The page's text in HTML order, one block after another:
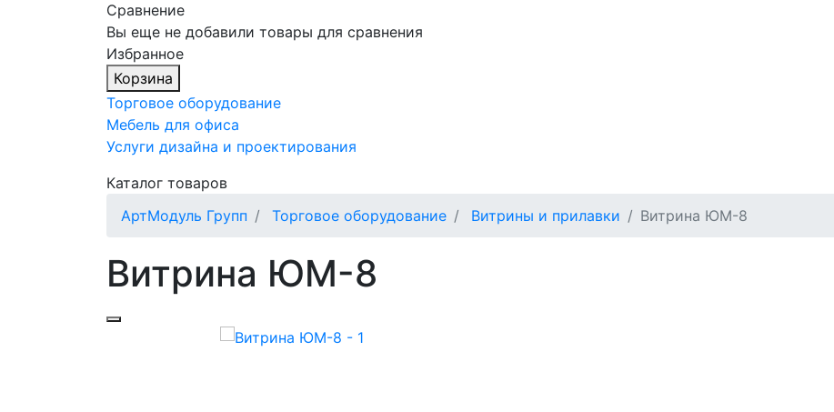
Сравнение
Вы еще не добавили товары для сравнения
Избранное
Корзина
Торговое оборудование
Мебель для офиса
Услуги дизайна и проектирования
Каталог товаров
АртМодуль Групп
Торговое оборудование Витрины и прилавки Витрина ЮМ-8
Витрина ЮМ-8